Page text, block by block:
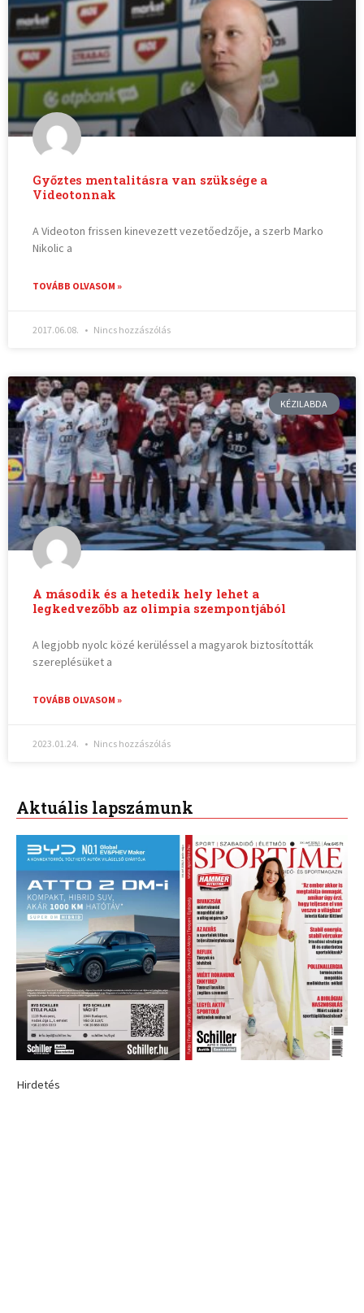
Győztes mentalitásra van szüksége a
Videotonnak
A Videoton frissen kinevezett vezetőedzője, a szerb Marko
Nikolic a
TOVÁBB OLVASOM »
2017.06.08. Nincs hozzászólás
KÉZILABDA
A második és a hetedik hely lehet a
legkedvezőbb az olimpia szempontjából
A legjobb nyolc közé kerüléssel a magyarok biztosították
szereplésüket a
TOVÁBB OLVASOM »
2023.01.24. Nincs hozzászólás
Aktuális lapszámunk
Hirdetés